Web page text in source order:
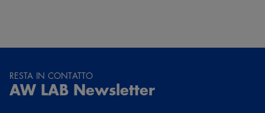
RESTA IN CONTATTO
AW LAB Newsletter